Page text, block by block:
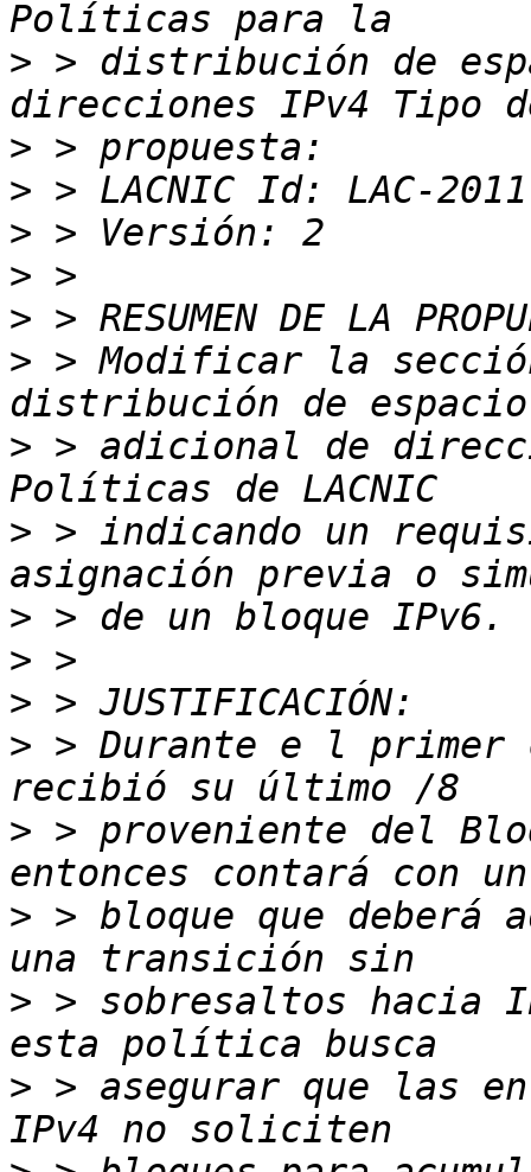
> > distribución de
>
>
>
>
>
> > Modificar la
> > adicional de
> > indicando un
>
>
>
> > Durante e l primer
> > proveniente del
> > bloque que deberá
> > sobresaltos hacia
> > asegurar que las